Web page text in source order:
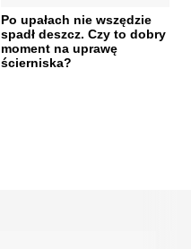
Po upałach nie wszędzie
spadł deszcz. Czy to dobry
moment na uprawę
ścierniska?